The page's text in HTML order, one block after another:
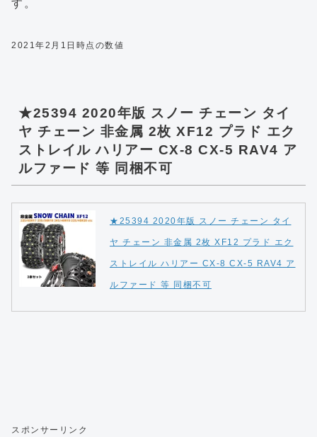
す。
2021年2月1日時点の数値
★25394 2020年版 スノー チェーン タイ
ヤ チェーン 非金属 2枚 XF12 プラド エク
ストレイル ハリアー CX-8 CX-5 RAV4 ア
ルファード 等 同梱不可
★25394 2020年版 スノー チェーン タイ
ヤ チェーン 非金属 2枚 XF12 プラド エク
ストレイル ハリアー CX-8 CX-5 RAV4 ア
ルファード 等 同梱不可
スポンサーリンク